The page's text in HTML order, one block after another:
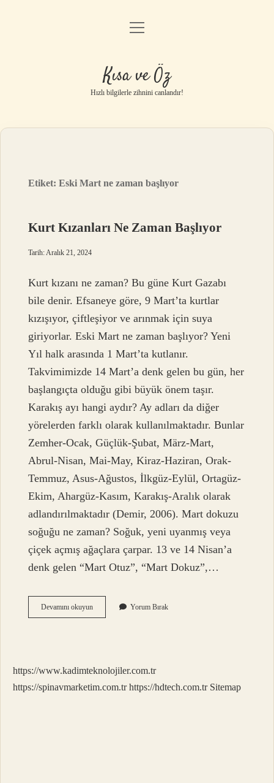
Anasayfa
Gizlilik Politikası
Yasal Uyarı
menüyü
Kısa ve Öz
Hızlı bilgilerle zihnini canlandır!
Etiket:Eski Mart ne zaman başlıyor
Kurt Kızanları Ne Zaman Başlıyor
Tarih: Aralık 21, 2024
Kurt kızanı ne zaman? Bu güne Kurt Gazabı
bile denir. Efsaneye göre, 9 Mart’ta kurtlar
kızışıyor, çiftleşiyor ve arınmak için suya
giriyorlar. Eski Mart ne zaman başlıyor? Yeni
Yıl halk arasında 1 Mart’ta kutlanır.
Takvimimizde 14 Mart’a denk gelen bu gün, her
başlangıçta olduğu gibi büyük önem taşır.
Karakış ayı hangi aydır? Ay adları da diğer
yörelerden farklı olarak kullanılmaktadır. Bunlar
Zemher-Ocak, Güçlük-Şubat, März-Mart,
Abrul-Nisan, Mai-May, Kiraz-Haziran, Orak-
Temmuz, Asus-Ağustos, İlkgüz-Eylül, Ortagüz-
Ekim, Ahargüz-Kasım, Karakış-Aralık olarak
adlandırılmaktadır (Demir, 2006). Mart dokuzu
soğuğu ne zaman? Soğuk, yeni uyanmış veya
çiçek açmış ağaçlara çarpar. 13 ve 14 Nisan’a
denk gelen “Mart Otuz”, “Mart Dokuz”,…
Devamını okuyunKurt
Kızanları
Yorum Bırak
https://www.kadimteknolojiler.com.tr
https://spinavmarketim.com.tr https://hdtech.com.tr Sitemap